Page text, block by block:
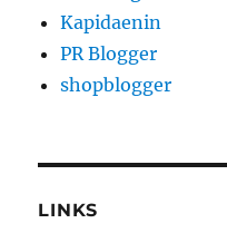
Kapidaenin
PR Blogger
shopblogger
LINKS